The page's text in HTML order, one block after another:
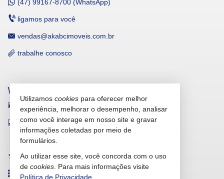
(47) 99167-8700 (WhatsApp)
ligamos para você
vendas@akabcimoveis.com.br
trabalhe conosco
VEJA MAIS
receba nosso newsletter
indicadores financeiros
cadastre seu imóvel
imóveis favoritos
mapa de imóveis
Utilizamos cookies para oferecer melhor
experiência, melhorar o desempenho, analisar
como você interage em nosso site e gravar
informações coletadas por meio de
formulários.
Ao utilizar esse site, você concorda com o uso
de cookies . Para mais informações visite
Política de Privacidade